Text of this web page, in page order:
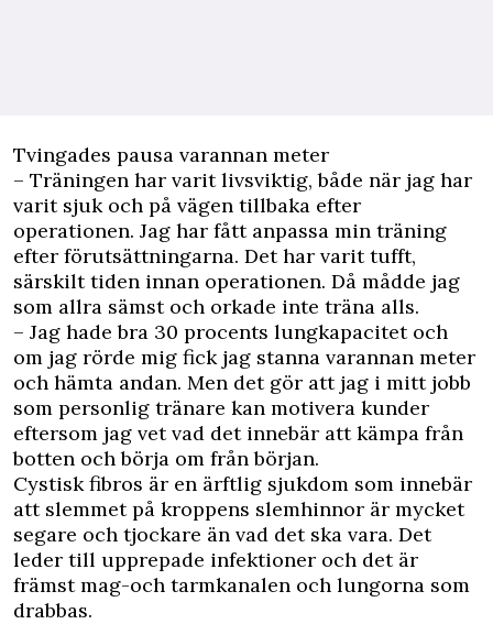
Tvingades pausa varannan meter
– Träningen har varit livsviktig, både när jag har
varit sjuk och på vägen tillbaka efter
operationen. Jag har fått anpassa min träning
efter förutsättningarna. Det har varit tufft,
särskilt tiden innan operationen. Då mådde jag
som allra sämst och orkade inte träna alls.
– Jag hade bra 30 procents lungkapacitet och
om jag rörde mig fick jag stanna varannan meter
och hämta andan. Men det gör att jag i mitt jobb
som personlig tränare kan motivera kunder
eftersom jag vet vad det innebär att kämpa från
botten och börja om från början.
Cystisk fibros är en ärftlig sjukdom som innebär
att slemmet på kroppens slemhinnor är mycket
segare och tjockare än vad det ska vara. Det
leder till upprepade infektioner och det är
främst mag-och tarmkanalen och lungorna som
drabbas.